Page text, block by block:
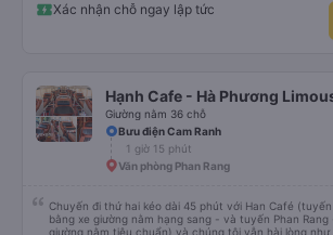
Xác nhận chỗ ngay lập tức
Hạnh Cafe - Hà Phương
Giường nằm 36 chỗ
Bưu điện Cam Ranh
1 giờ 15 phút
Văn phòng Phan Rang
Chuyến đi thứ hai kéo dài 45 phút với Han Café
bằng xe giường nằm hạng sang - và tuyến Phan Rang
giường nằm tiêu chuẩn) và chúng tôi vẫn hài lòng